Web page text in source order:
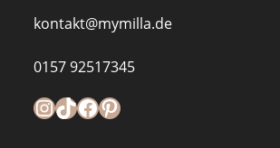
kontakt@mymilla.de
0157 92517345
Instagram
https://www.tiktok.com/@mymilla.de
Facebook
Pinterest